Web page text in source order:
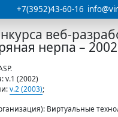
+7(3952)43-60-16
веб-
нерпа –
v.1 (2002)
v.2 (2003);
Виртуальные